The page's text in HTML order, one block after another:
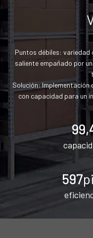
Puntos débiles:
saliente empañado por
Solución: Implementación
con capacidad para un
600